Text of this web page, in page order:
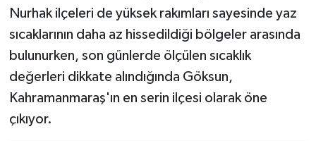
Nurhak ilçeleri de yüksek rakımları sayesinde yaz
sıcaklarının daha az hissedildiği bölgeler arasında
bulunurken, son günlerde ölçülen sıcaklık
değerleri dikkate alındığında Göksun,
Kahramanmaraş'ın en serin ilçesi olarak öne
çıkıyor.